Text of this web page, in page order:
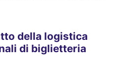
della logistica
di biglietteria